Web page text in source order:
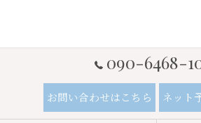
090-6468-
お問い合わせはこちら ネット